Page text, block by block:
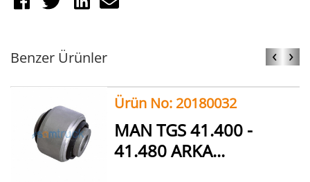
Benzer Ürünler ‹ ›
Ürün No: 20180032
MAN TGS 41.400 -
41.480 ARKA...